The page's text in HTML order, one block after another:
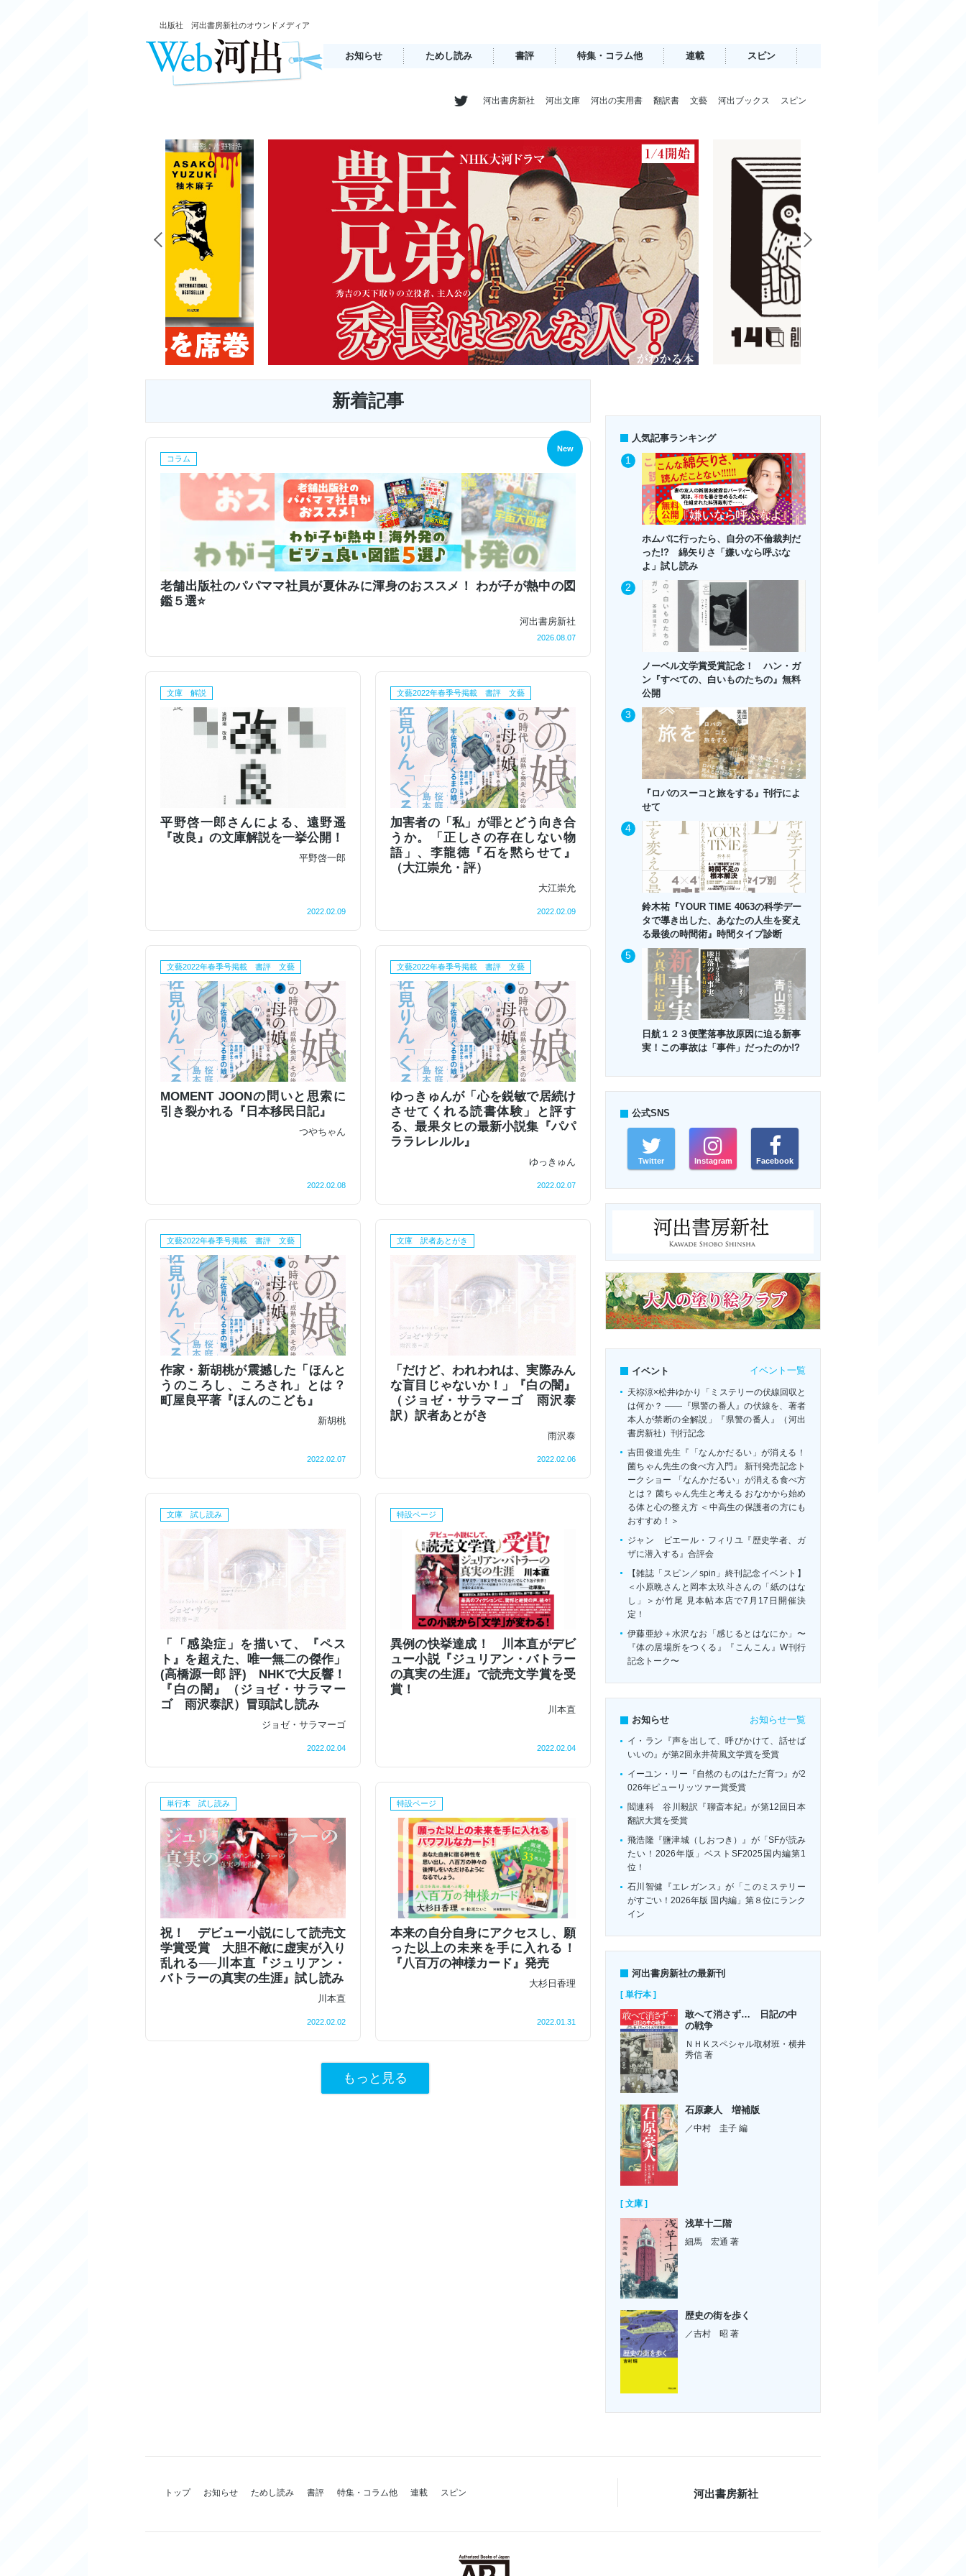
出版社 河出書房新社のオウンドメディア
お知らせ ためし読み 書評 特集・コラム他 連載 スピン
河出書房新社 河出文庫 河出の実用書 翻訳書 文藝 河出ブックス スピン
新着記事
New
コラム
老舗出版社のパパママ社員が夏休みに渾身のおススメ！ わが子が熱中の図
鑑５選⭐
河出書房新社
2026.08.07
文庫 解説
平野啓一郎さんによる、遠野遥
『改良』の文庫解説を一挙公開！
平野啓一郎
2022.02.09
文藝2022年春季号掲載 書評 文藝
加害者の「私」が罪とどう向き合
うか。「正しさの存在しない物
語」、李龍徳『石を黙らせて』
（大江崇允・評）
大江崇允
2022.02.09
文藝2022年春季号掲載 書評 文藝
MOMENT JOONの問いと思索に
引き裂かれる『日本移民日記』
つやちゃん
2022.02.08
文藝2022年春季号掲載 書評 文藝
ゆっきゅんが「心を鋭敏で居続け
させてくれる読書体験」と評す
る、最果タヒの最新小説集『パパ
ララレレルル』
ゆっきゅん
2022.02.07
文藝2022年春季号掲載 書評 文藝
作家・新胡桃が震撼した「ほんと
うのころし、ころされ」とは？
町屋良平著『ほんのこども』
新胡桃
2022.02.07
文庫 訳者あとがき
「だけど、われわれは、実際みん
な盲目じゃないか！」『白の闇』
（ジョゼ・サラマーゴ 雨沢泰
訳）訳者あとがき
雨沢泰
2022.02.06
文庫 試し読み
「「感染症」を描いて、『ペス
ト』を超えた、唯一無二の傑作」
(高橋源一郎 評) NHKで大反響！
『白の闇』（ジョゼ・サラマー
ゴ 雨沢泰訳）冒頭試し読み
ジョゼ・サラマーゴ
2022.02.04
特設ページ
異例の快挙達成！ 川本直がデビ
ュー小説『ジュリアン・バトラー
の真実の生涯』で読売文学賞を受
賞！
川本直
2022.02.04
単行本 試し読み
祝！ デビュー小説にして読売文
学賞受賞 大胆不敵に虚実が入り
乱れる──川本直『ジュリアン・
バトラーの真実の生涯』試し読み
川本直
2022.02.02
特設ページ
本来の自分自身にアクセスし、願
った以上の未来を手に入れる！
『八百万の神様カード』発売
大杉日香理
2022.01.31
もっと見る
人気記事ランキング
ホムパに行ったら、自分の不倫裁判だ
った!? 綿矢りさ「嫌いなら呼ぶな
よ」試し読み
ノーベル文学賞受賞記念！ ハン・ガ
ン『すべての、白いものたちの』無料
公開
『ロバのスーコと旅をする』刊行によ
せて
鈴木祐『YOUR TIME 4063の科学デー
タで導き出した、あなたの人生を変え
る最後の時間術』時間タイプ診断
日航１２３便墜落事故原因に迫る新事
実！この事故は「事件」だったのか!?
公式SNS
Twitter Instagram Facebook
イベント イベント一覧
天祢涼×松井ゆかり「ミステリーの伏線回収と
は何か？ ――『県警の番人』の伏線を、著者
本人が禁断の全解説」『県警の番人』（河出
書房新社）刊行記念
吉田俊道先生『「なんかだるい」が消える！
菌ちゃん先生の食べ方入門』 新刊発売記念ト
ークショー 「なんかだるい」が消える食べ方
とは？ 菌ちゃん先生と考える おなかから始め
る体と心の整え方 ＜中高生の保護者の方にも
おすすめ！＞
ジャン゠ピエール・フィリユ『歴史学者、ガ
ザに潜入する』合評会
【雑誌「スピン／spin」終刊記念イベント】
＜小原晩さんと岡本太玖斗さんの「紙のはな
し」＞が竹尾 見本帖本店で7月17日開催決
定！
伊藤亜紗＋水沢なお「感じるとはなにか」〜
『体の居場所をつくる』『こんこん』W刊行
記念トーク〜
お知らせ お知らせ一覧
イ・ラン『声を出して、呼びかけて、話せば
いいの』が第2回永井荷風文学賞を受賞
イーユン・リー『自然のものはただ育つ』が2
026年ピューリッツァー賞受賞
閻連科 谷川毅訳『聊斎本紀』が第12回日本
翻訳大賞を受賞
飛浩隆『鹽津城（しおつき）』が「SFが読み
たい！2026年版」ベストSF2025国内編第1
位！
石川智健『エレガンス』が「このミステリー
がすごい！2026年版 国内編」第８位にランク
イン
河出書房新社の最新刊
[ 単行本 ]
敢へて消さず… 日記の中
の戦争
ＮＨＫスペシャル取材班・横井
秀信 著
石原豪人 増補版
／中村 圭子 編
[ 文庫 ]
浅草十二階
細馬 宏通 著
歴史の街を歩く
／吉村 昭 著
トップ お知らせ ためし読み 書評 特集・コラム他 連載 スピン 河出書房新社